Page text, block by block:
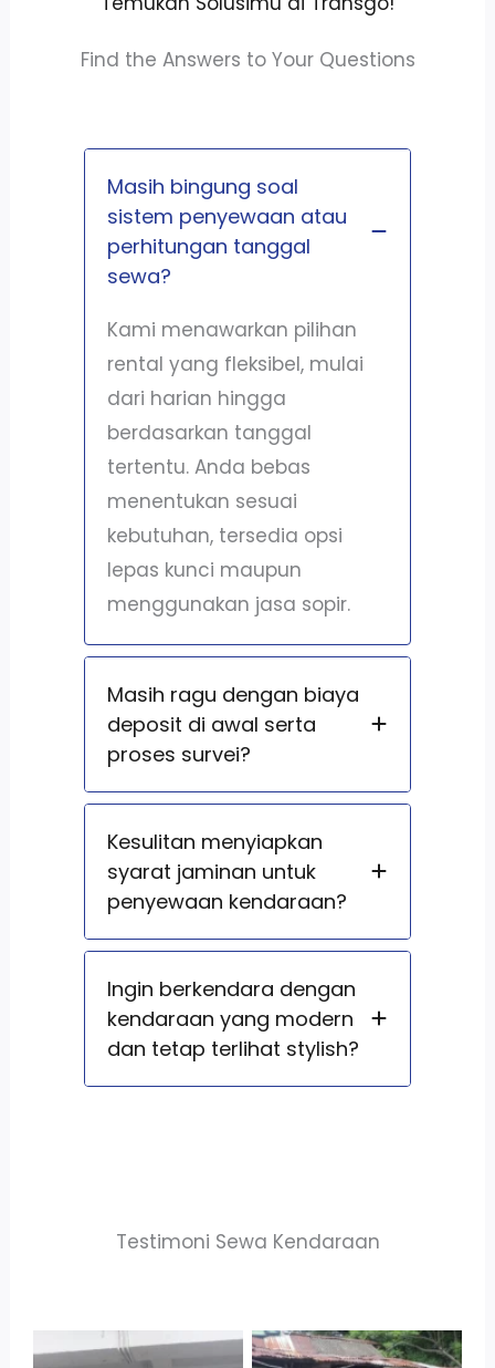
Find the Answers to Your Questions
Masih bingung soal
sistem penyewaan atau
perhitungan tanggal
sewa?
Kami menawarkan pilihan
rental yang fleksibel, mulai
dari harian hingga
berdasarkan tanggal
tertentu. Anda bebas
menentukan sesuai
kebutuhan, tersedia opsi
lepas kunci maupun
menggunakan jasa sopir.
Masih ragu dengan biaya
deposit di awal serta
proses survei?
Kesulitan menyiapkan
syarat jaminan untuk
penyewaan kendaraan?
Ingin berkendara dengan
kendaraan yang modern
dan tetap terlihat stylish?
Testimoni Sewa Kendaraan